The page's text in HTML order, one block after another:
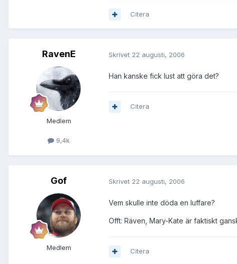
Citera
RavenE
Medlem
9,4k
Skrivet 22 augusti, 2006
Han kanske fick lust att göra det?
Citera
Gof
Medlem
Skrivet 22 augusti, 2006
Vem skulle inte döda en luffare?
Offt: Räven, Mary-Kate är faktiskt
Citera